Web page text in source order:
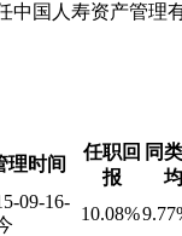
中国人寿资产管理
理时间
任职回
报
同
均
09-16-
10.08%